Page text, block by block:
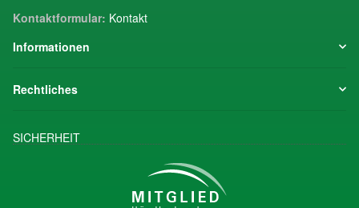
Kontaktformular: Kontakt
Informationen
Rechtliches
SICHERHEIT